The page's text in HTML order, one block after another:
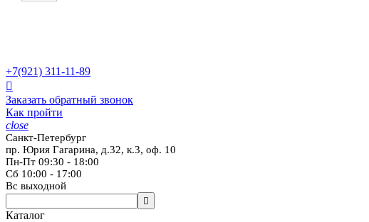
+7(921) 311-11-89

Заказать обратный звонок
Как пройти
close
Санкт-Петербург
пр. Юрия Гагарина, д.32, к.3, оф. 10
Пн-Пт 09:30 - 18:00
Сб 10:00 - 17:00
Вс выходной

Каталог